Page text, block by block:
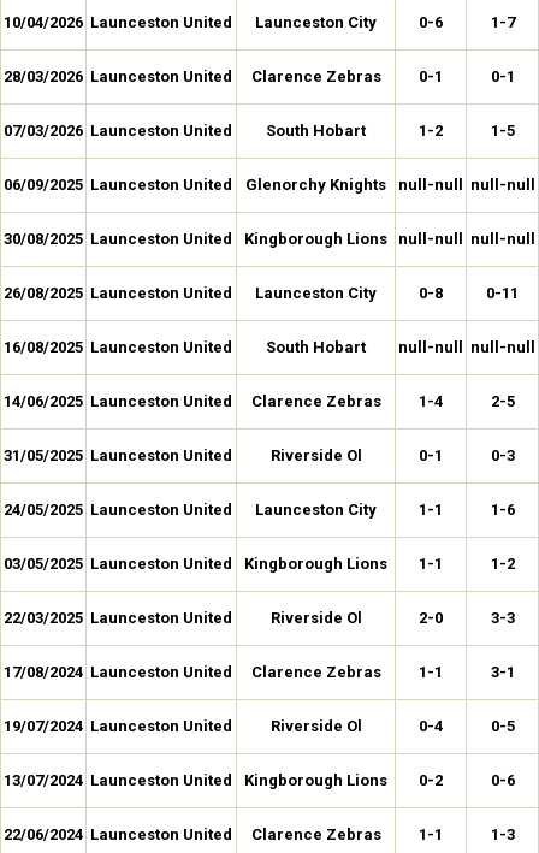
10/04/2026 Launceston United Launceston City 0-6 1-7
28/03/2026 Launceston United Clarence Zebras 0-1 0-1
07/03/2026 Launceston United South Hobart 1-2 1-5
06/09/2025 Launceston United Glenorchy Knights null-null null-null
30/08/2025 Launceston United Kingborough Lions null-null null-null
26/08/2025 Launceston United Launceston City 0-8 0-11
16/08/2025 Launceston United South Hobart null-null null-null
14/06/2025 Launceston United Clarence Zebras 1-4 2-5
31/05/2025 Launceston United Riverside Ol 0-1 0-3
24/05/2025 Launceston United Launceston City 1-1 1-6
03/05/2025 Launceston United Kingborough Lions 1-1 1-2
22/03/2025 Launceston United Riverside Ol 2-0 3-3
17/08/2024 Launceston United Clarence Zebras 1-1 3-1
19/07/2024 Launceston United Riverside Ol 0-4 0-5
13/07/2024 Launceston United Kingborough Lions 0-2 0-6
22/06/2024 Launceston United Clarence Zebras 1-1 1-3